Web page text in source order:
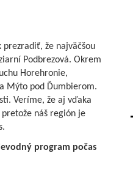
prezradiť, že najväčšou
Podbrezová. Okrem
Horehronie,
Mýto pod Ďumbierom.
Veríme, že aj vďaka
náš región je
program počas